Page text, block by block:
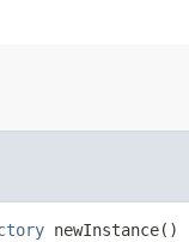
newInstance​()